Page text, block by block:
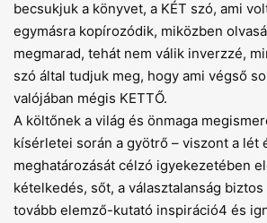
becsukjuk a könyvet, a KÉT szó, ami
egymásra kopírozódik, miközben
megmarad, tehát nem válik inverzzé,
szó által tudjuk meg, hogy ami végső
valójában mégis KETTŐ.
A költőnek a világ és önmaga
kísérletei során a gyötrő – viszont a lét
meghatározását célzó igyekezetében
kételkedés, sőt, a választalanság
tovább elemző-kutató inspiráció4 és